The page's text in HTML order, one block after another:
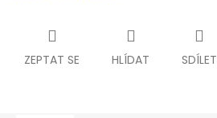
ZEPTAT SE HLÍDAT SDÍLET